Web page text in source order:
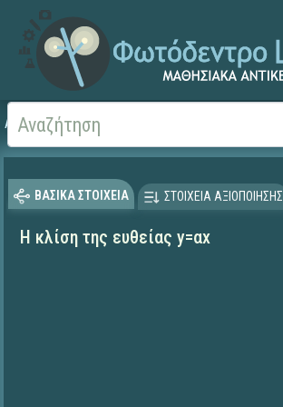
Αρχική
ΒΑΣΙΚΑ ΣΤΟΙΧΕΙΑ ΣΤΟΙΧΕΙΑ ΑΞΙΟΠΟΙΗΣΗΣ
Η κλίση της ευθείας y=αx